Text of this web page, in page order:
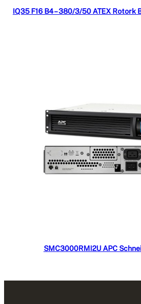
Đọc tiếp
IQ35 F16 B4 – 380/3/50 ATEX Rotork
Đọc tiếp
SMC3000RMI2U APC